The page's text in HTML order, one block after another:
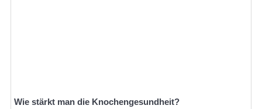
Wie stärkt man die Knochengesundheit?